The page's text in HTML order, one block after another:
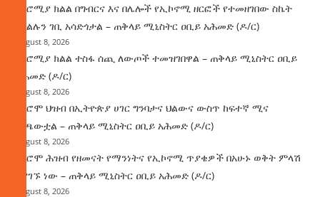
በኦሮሚያ ክልል በግብርና እና በሌሎች የኢኮኖሚ ዘርፎች የተመዘገበው ስኬት
የክልሉን ገቢ አሳድጎታል – ጠቅላይ ሚኒስትር ዐቢይ አሕመድ (ዶ/ር)
August 8, 2026
በኦሮሚያ ክልል ተስፋ ሰጪ ለውጦች ተመዝገበዋል – ጠቅላይ ሚኒስትር ዐቢይ
አሕመድ (ዶ/ር)
August 8, 2026
የኦሮሞ ህዝብ በኢትዮጵያ ሀገር ግንባታና ህልውና ውስጥ ከፍተኛ ሚና
ተጫውቷል – ጠቅላይ ሚኒስትር ዐቢይ አሕመድ (ዶ/ር)
August 8, 2026
የኦሮሞ ሕዝብ የዘመናት የማንነትና የኢኮኖሚ ጥያቄዎች በአሁኑ ወቅት ምላሽ
እያገኙ ነው – ጠቅላይ ሚኒስትር ዐቢይ አሕመድ (ዶ/ር)
August 8, 2026